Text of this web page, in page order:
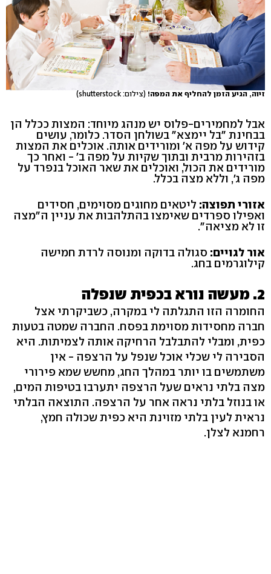
זיוה, הגיע הזמן להחליף את המפה! (צילום: shutterstock)
אבל למחמירים-פלוס יש מנהג מיוחד: המצות ככלל הן
בבחינת "בל יימצא" בשולחן הסדר. כלומר, עושים
קידוש על מפה א' ומורידים אותה. אוכלים את המצות
בזהירות מרבית ובתוך שקיות על מפה ב' - ואחר כך
מורידים את הכול, ואוכלים את שאר האוכל בנפרד על
מפה ג', וללא מצה בכלל.
אזורי תפוצה: ליטאים מחוגים מסוימים, חסידים
ואפילו ספרדים שאימצו בהתלהבות את עניין ה"מצה
זו לא מציאה".
אור לגויים: סגולה בדוקה ומנוסה לרדת חמישה
קילוגרמים בחג.
2. מעשה נורא בכפית שנפלה
החומרה הזו התגלתה לי במקרה, כשביקרתי אצל
חברה מחסידות מסוימת בפסח. החברה שמטה בטעות
כפית, ומבלי להתבלבל הרחיקה אותה לצמיתות. היא
הסבירה לי שכלי אוכל שנפל על הרצפה - אין
משתמשים בו יותר במהלך החג, מחשש שמא פירורי
מצה בלתי נראים שעל הרצפה יתערבו בטיפות המים,
או בנוזל בלתי נראה אחר על הרצפה. התוצאה הבלתי
נראית לעין בלתי מזוינת היא כפית שכולה חמץ,
רחמנא לצלן.